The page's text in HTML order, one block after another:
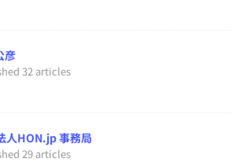
彦
32 articles
人HON.jp 事務局
29 articles